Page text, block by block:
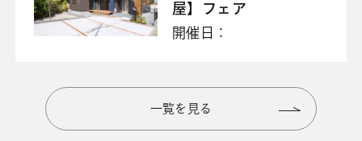
屋】フェア
開催日：
一覧を見る